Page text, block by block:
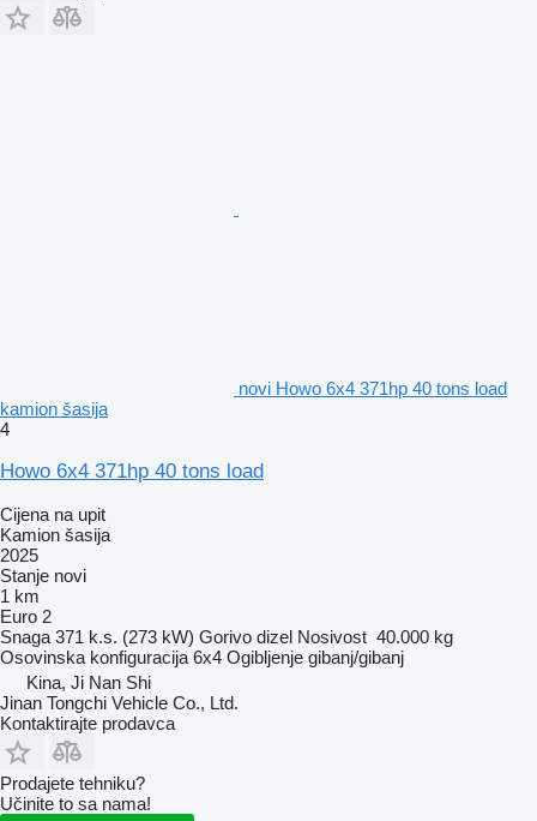
novi Howo 6x4 371hp 40 tons load
kamion šasija
4
Howo 6x4 371hp 40 tons load
Cijena na upit
Kamion šasija
2025
Stanje novi
1 km
Euro 2
Snaga 371 k.s. (273 kW) Gorivo dizel Nosivost 40.000 kg
Osovinska konfiguracija 6x4 Ogibljenje gibanj/gibanj
Kina, Ji Nan Shi
Jinan Tongchi Vehicle Co., Ltd.
Kontaktirajte prodavca
Prodajete tehniku?
Učinite to sa nama!